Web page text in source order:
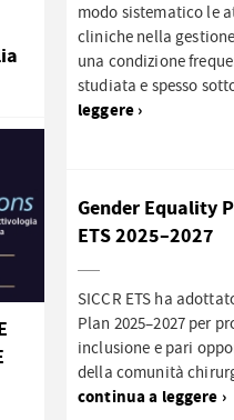
modo sistematico le
cliniche nella
una condizione
studiata e spesso
leggere ›
Gender Equality
ETS 2025–2027
SICCR ETS ha
Plan 2025–2027 per
inclusione e pari
della comunità
continua a leggere ›